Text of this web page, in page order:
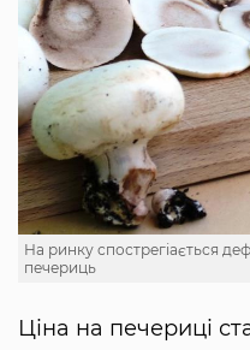
На ринку спострегіається
печериць
Ціна на печериці